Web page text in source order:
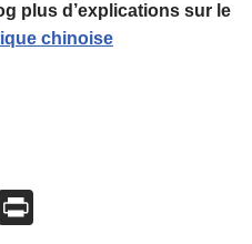
plus d’explications sur le
chinoise
X